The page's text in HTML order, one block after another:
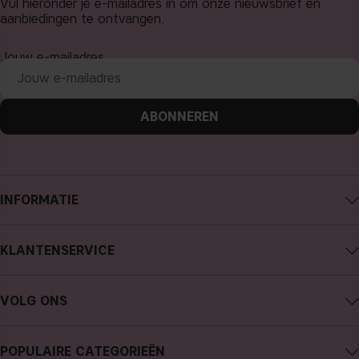
INFORMATIE
Carrière
KLANTENSERVICE
Aankoop annuleren
VOLG ONS
POPULAIRE CATEGORIEËN
Vul hieronder je e-mailadres in om onze nieuwsbrief en
aanbiedingen te ontvangen.
Jouw e-mailadres
ABONNEREN